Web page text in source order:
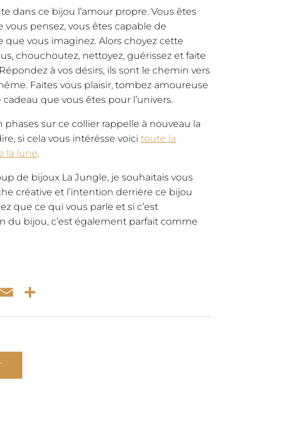
dans ce bijou l’amour propre. Vous êtes
pensez, vous êtes capable de
vous imaginez. Alors choyez cette
chouchoutez, nettoyez, guérissez et faite
à vos désirs, ils sont le chemin vers
Faites vous plaisir, tombez amoureuse
que vous êtes pour l’univers.
phases sur ce collier rappelle à nouveau la
si cela vous intérésse voici toute la
la lune.
de bijoux La Jungle, je souhaitais vous
créative et l’intention derrière ce bijou
que ce qui vous parle et si c’est
du bijou, c’est également parfait comme
WhatsApp
Email